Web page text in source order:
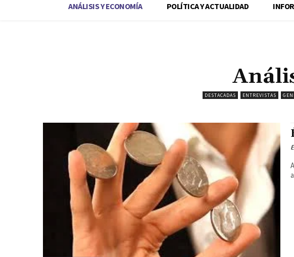
ANÁLISIS Y ECONOMÍA POLÍTICA Y ACTUALIDAD
DESTACADAS ENTREVISTAS